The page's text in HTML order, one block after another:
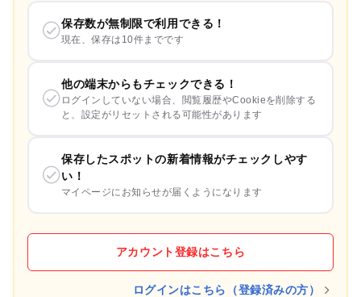
保存数が無制限で利用できる！
現在、保存は10件までです
他の端末からもチェックできる！
ログインしていない場合、閲覧履歴やCookieを削除する
と、設定がリセットされる可能性があります
保存したスポットの新着情報がチェックしやす
い！
マイページにお知らせが届くようになります
アカウント登録はこちら
ログインはこちら（登録済みの方）